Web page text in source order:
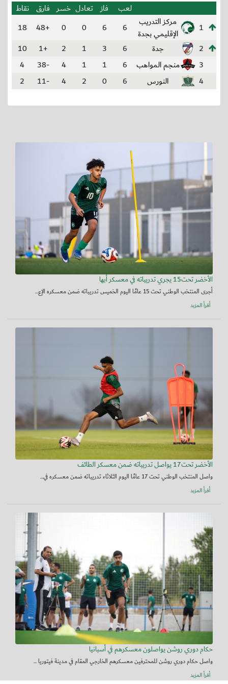
لعب
فاز تعادل خسر فارق نقاط
1
مركز التدريب
الإقليمي بجدة
6
6
0
0
+48
18
2
جدة 6
3
1
2
+1
10
3
منجم المواهب 6
1
1
4
-38
4
4
النورس 6
0
2
4
-11
2
الأخضر تحت15 يجري تدريباته في معسكر أبها
أجرى المنتخب الوطني تحت 15 عامًا اليوم الخميس تدريباته ضمن معسكره الإع...
أقرأ المزيد
الأخضر تحت17 يواصل تدريباته ضمن معسكر الطائف
واصل المنتخب الوطني تحت 17 عامًا اليوم الثلاثاء تدريباته ضمن معسكره في...
أقرأ المزيد
حكام دوري روشن يواصلون معسكرهم في أسبانيا
واصل حكام دوري روشن للمحترفين معسكرهم الخارجي المقام في مدينة فيتوريا ...
أقرأ المزيد